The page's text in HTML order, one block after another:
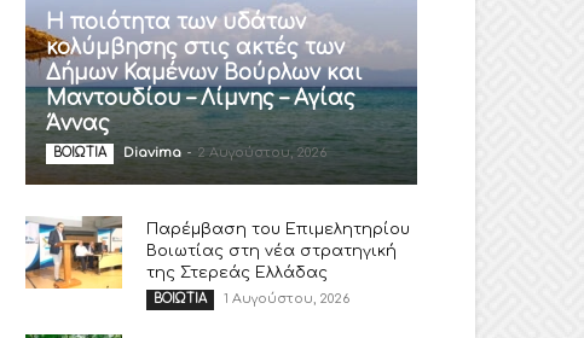
Η ποιότητα των υδάτων
κολύμβησης στις ακτές των
Δήμων Καμένων Βούρλων και
Μαντουδίου – Λίμνης – Αγίας
Άννας
ΒΟΙΩΤΙΑ Diavima - 2 Αυγούστου, 2026
Παρέμβαση του Επιμελητηρίου
Βοιωτίας στη νέα στρατηγική
της Στερεάς Ελλάδας
ΒΟΙΩΤΙΑ 1 Αυγούστου, 2026